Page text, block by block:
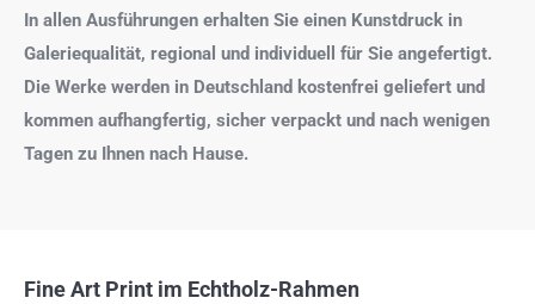
In allen Ausführungen erhalten Sie einen Kunstdruck in
Galeriequalität, regional und individuell für Sie angefertigt.
Die Werke werden in Deutschland kostenfrei geliefert und
kommen aufhangfertig, sicher verpackt und nach wenigen
Tagen zu Ihnen nach Hause.
Fine Art Print im Echtholz-Rahmen